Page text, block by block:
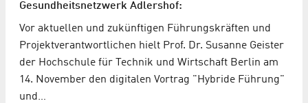
Gesundheits­netzwerk Adlershof:
Vor aktuellen und zukünftigen Führungskräften und
Projektverantwortlichen hielt Prof. Dr. Susanne Geister
der Hochschule für Technik und Wirtschaft Berlin am
14. November den digitalen Vortrag "Hybride Führung"
und…